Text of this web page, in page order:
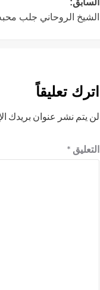
المقالات
الشيخ الروحاني جلب
اترك تعليقاً
لن يتم نشر عنوان بريدك
التعليق *